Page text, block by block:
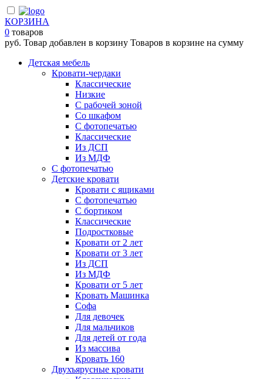
КОРЗИНА
0 товаров
руб. Товар добавлен в корзину Товаров в корзине на сумму
Детская мебель
Кровати-чердаки
Классические
Низкие
С рабочей зоной
Со шкафом
С фотопечатью
Классические
Из ДСП
Из МДФ
С фотопечатью
Детские кровати
Кровати с ящиками
С фотопечатью
С бортиком
Классические
Подростковые
Кровати от 2 лет
Кровати от 3 лет
Из ДСП
Из МДФ
Кровати от 5 лет
Кровать Машинка
Софа
Для девочек
Для мальчиков
Для детей от года
Из массива
Кровать 160
Двухъярусные кровати